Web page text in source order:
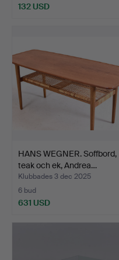
132 USD
HANS WEGNER. Soffbord,
teak och ek, Andrea…
Klubbades 3 dec 2025
6 bud
631 USD